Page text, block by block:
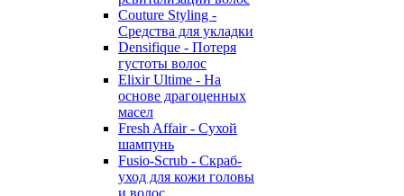
Couture Styling -
Средства для укладки
Densifique - Потеря
густоты волос
Elixir Ultime - На
основе драгоценных
масел
Fresh Affair - Сухой
шампунь
Fusio-Scrub - Скраб-
уход для кожи головы
и волос